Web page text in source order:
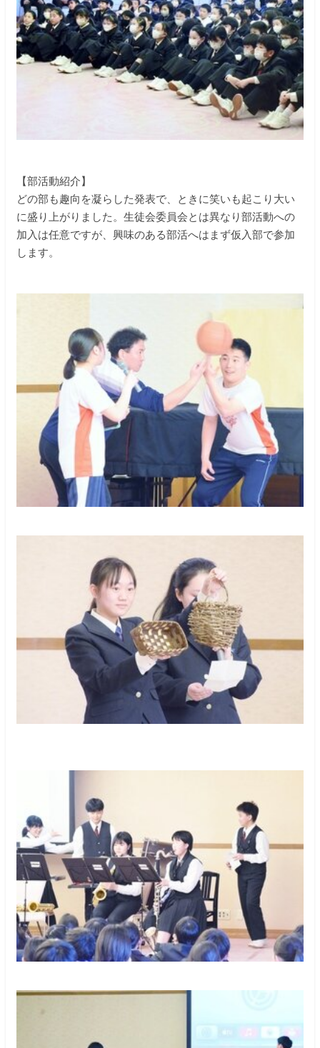
【部活動紹介】
どの部も趣向を凝らした発表で、ときに笑いも起こり大い
に盛り上がりました。生徒会委員会とは異なり部活動への
加入は任意ですが、興味のある部活へはまず仮入部で参加
します。